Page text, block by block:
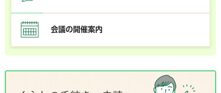
会議の開催案内